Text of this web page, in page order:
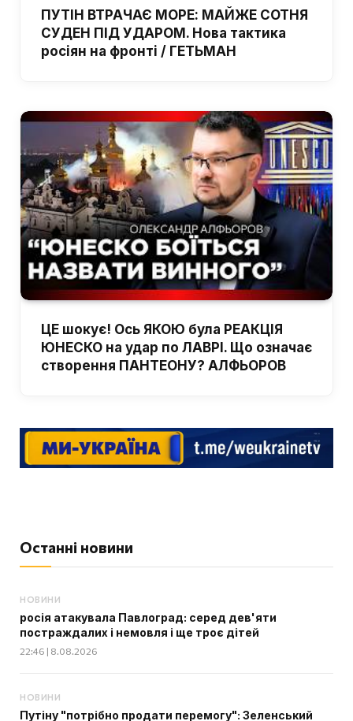
ПУТІН ВТРАЧАЄ МОРЕ: МАЙЖЕ СОТНЯ
СУДЕН ПІД УДАРОМ. Нова тактика
росіян на фронті / ГЕТЬМАН
ЦЕ шокує! Ось ЯКОЮ була РЕАКЦІЯ
ЮНЕСКО на удар по ЛАВРІ. Що означає
створення ПАНТЕОНУ? АЛФЬОРОВ
Останні новини
НОВИНИ
росія атакувала Павлоград: серед дев'яти
постраждалих і немовля і ще троє дітей
22:46 | 8.08.2026
НОВИНИ
Путіну "потрібно продати перемогу": Зеленський